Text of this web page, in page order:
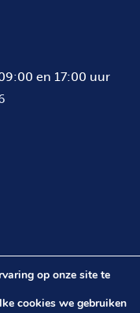
en 17:00 uur
op onze site te
cookies we gebruiken